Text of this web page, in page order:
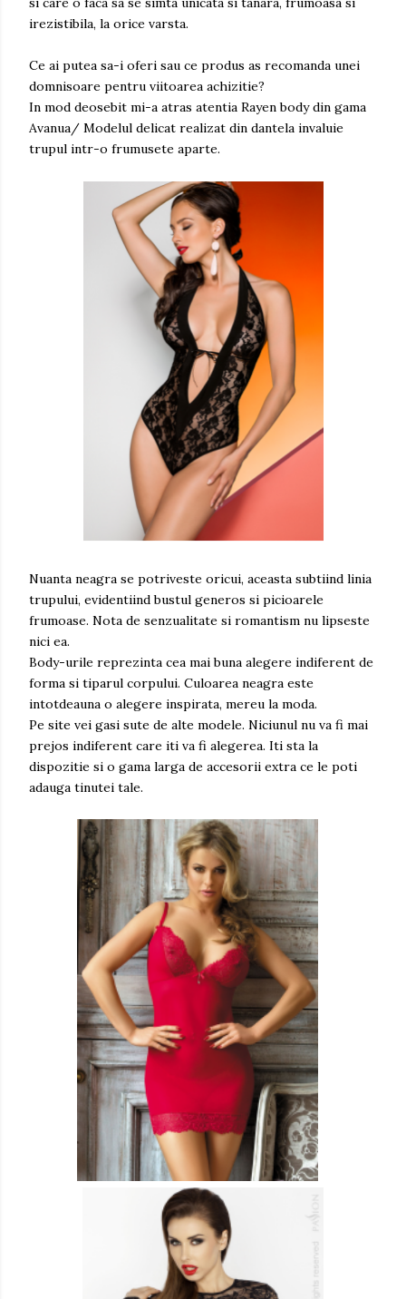
irezistibila, la orice varsta.
Ce ai putea sa-i oferi sau ce produs as recomanda unei
domnisoare pentru viitoarea achizitie?
In mod deosebit mi-a atras atentia Rayen body din gama
Avanua/ Modelul delicat realizat din dantela invaluie
trupul intr-o frumusete aparte.
Nuanta neagra se potriveste oricui, aceasta subtiind linia
trupului, evidentiind bustul generos si picioarele
frumoase. Nota de senzualitate si romantism nu lipseste
nici ea.
Body-urile reprezinta cea mai buna alegere indiferent de
forma si tiparul corpului. Culoarea neagra este
intotdeauna o alegere inspirata, mereu la moda.
Pe site vei gasi sute de alte modele. Niciunul nu va fi mai
prejos indiferent care iti va fi alegerea. Iti sta la
dispozitie si o gama larga de accesorii extra ce le poti
adauga tinutei tale.